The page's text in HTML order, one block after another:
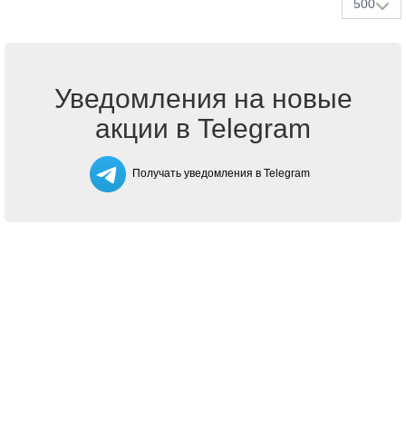
500
Уведомления на новые
акции в Telegram
Получать уведомления в Telegram